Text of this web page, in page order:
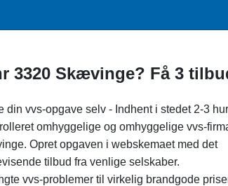
3320 Skævinge? Få 3
din vvs-opgave selv - Indhent i stedet 2-3
omhyggelige og omhyggelige vvs-
Opret opgaven i webskemaet med det
tilbud fra venlige selskaber.
vvs-problemer til virkelig brandgode